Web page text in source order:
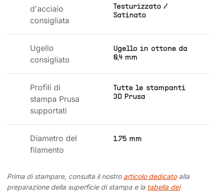
d'acciaio
consigliata
Testurizzato /
Satinato
Ugello
consigliato
Ugello in ottone da
0,4 mm
Profili di
stampa Prusa
supportati
Tutte le stampanti
3D Prusa
Diametro del
filamento
1.75 mm
Prima di stampare, consulta il nostro articolo dedicatoalla
preparazione della superficie di stampa e la tabella dei